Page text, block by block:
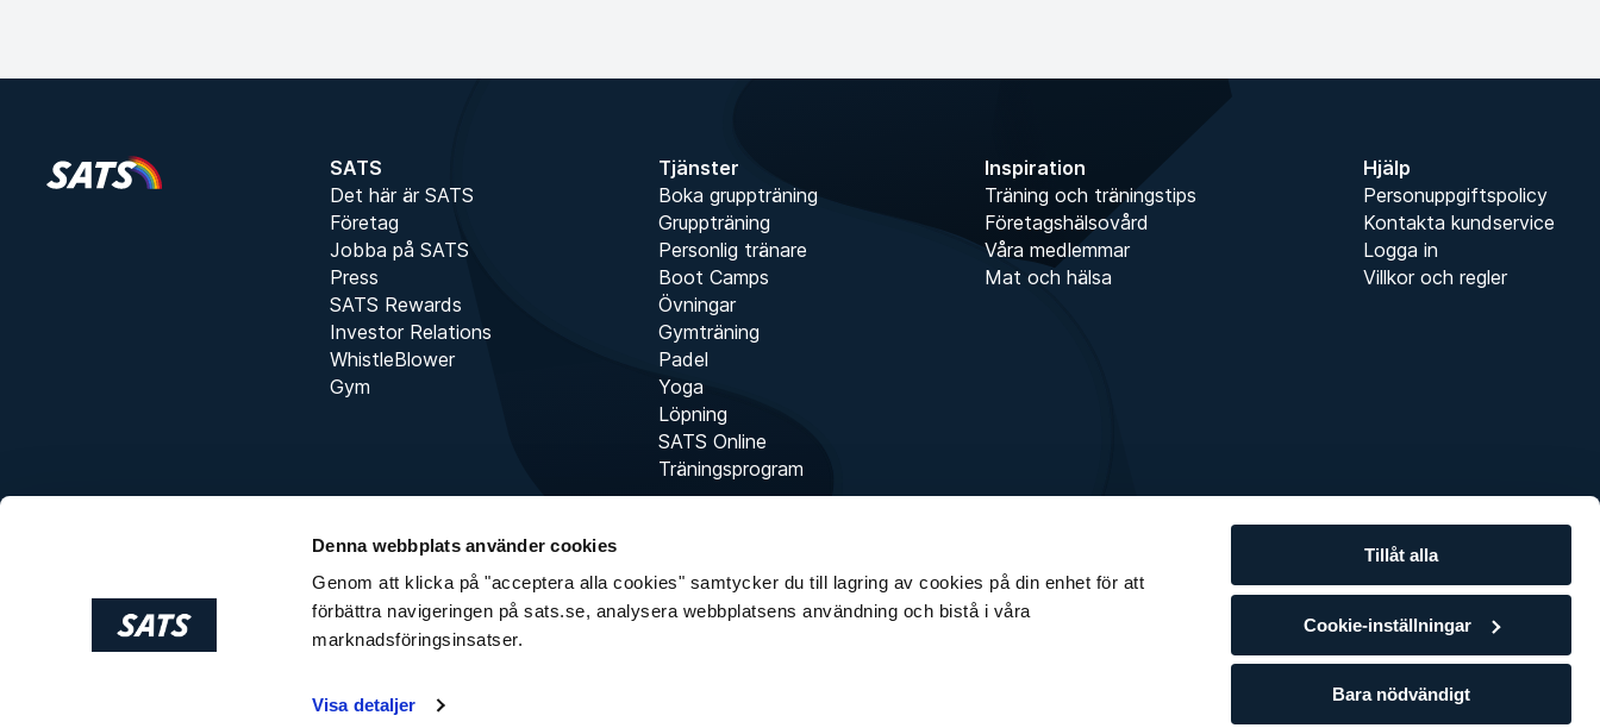
Denna webbplats använder cookies
Genom att klicka på "acceptera alla cookies" samtycker du till lagring av cookies på din enhet för att
förbättra navigeringen på sats.se, analysera webbplatsens användning och bistå i våra
marknadsföringsinsatser.
Visa detaljer
Tillåt alla
Cookie-inställningar
Bara nödvändigt
SATS
Det här är SATS
Företag
Jobba på SATS
Press
SATS Rewards
Investor Relations
WhistleBlower
Gym
Tjänster
Boka gruppträning
Gruppträning
Personlig tränare
Boot Camps
Övningar
Gymträning
Padel
Yoga
Löpning
SATS Online
Träningsprogram
Inspiration
Träning och träningstips
Företagshälsovård
Våra medlemmar
Mat och hälsa
Hjälp
Personuppgiftspolicy
Kontakta kundservice
Logga in
Villkor och regler
cookies ochpersonuppgifter